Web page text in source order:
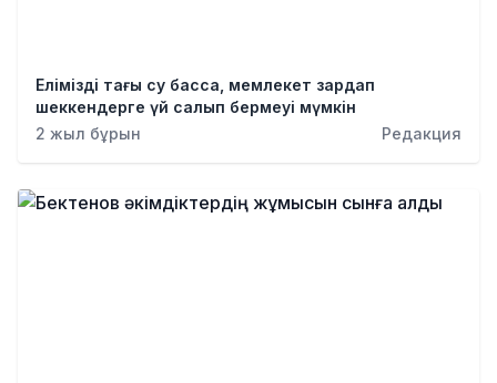
Елімізді тағы су басса, мемлекет зардап
шеккендерге үй салып бермеуі мүмкін
2 жыл бұрын
Редакция